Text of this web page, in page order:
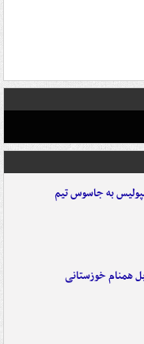
به جاسوس تیم
همنام خوزستانی